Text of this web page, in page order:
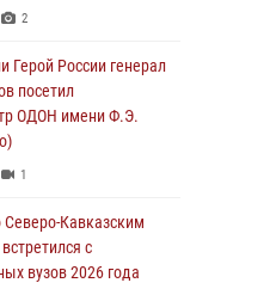
подозреваемые в
оказания
(видео)
посетили
гимнастике
3
2
Герой России генерал
посетил
ОДОН имени Ф.Э.
1
Кавказским
с
вузов 2026 года